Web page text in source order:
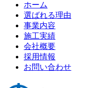
ホーム
選ばれる理由
事業内容
施工実績
会社概要
採用情報
お問い合わせ